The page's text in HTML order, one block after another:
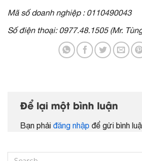
Mã số doanh nghiệp : 0110490043
Số điện thoại: 0977.48.1505 (Mr.
Để lại một bình luận
Bạn phải đăng nhập để gửi bình